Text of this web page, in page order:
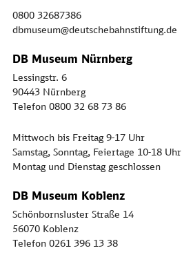
0800 32687386
dbmuseum@deutschebahnstiftung.de
DB Museum Nürnberg
Lessingstr. 6
90443 Nürnberg
Telefon 0800 32 68 73 86
Mittwoch bis Freitag 9-17 Uhr
Samstag, Sonntag, Feiertage 10-18 Uhr
Montag und Dienstag geschlossen
DB Museum Koblenz
Schönbornsluster Straße 14
56070 Koblenz
Telefon 0261 396 13 38